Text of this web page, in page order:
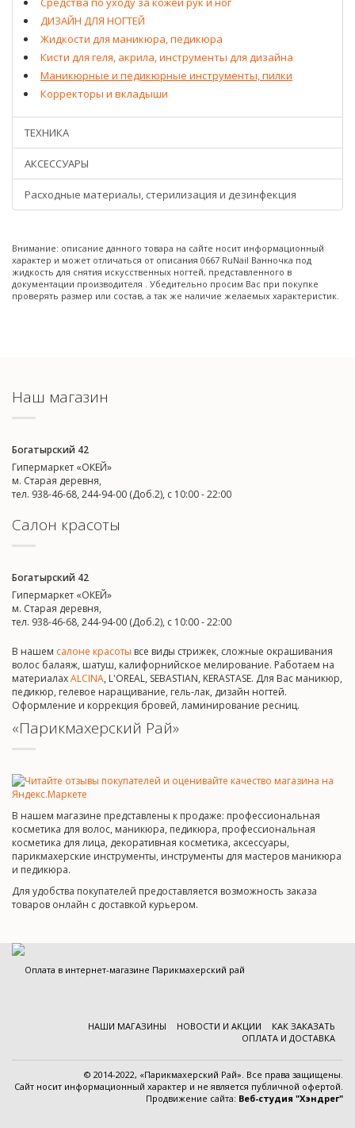
ДИЗАЙН ДЛЯ НОГТЕЙ
Жидкости для маникюра, педикюра
Кисти для геля, акрила, инструменты для дизайна
Маникюрные и педикюрные инструменты, пилки
Корректоры и вкладыши
ТЕХНИКА
АКСЕССУАРЫ
Расходные материалы, стерилизация и дезинфекция
Внимание: описание данного товара на сайте носит информационный
характер и может отличаться от описания 0667 RuNail Ванночка под
жидкость для снятия искусственных ногтей, представленного в
документации производителя . Убедительно просим Вас при покупке
проверять размер или состав, а так же наличие желаемых характеристик.
Наш магазин
Богатырский 42
Гипермаркет «ОКЕЙ»
м. Старая деревня,
тел. 938-46-68, 244-94-00 (Доб.2), c 10:00 - 22:00
Салон красоты
Богатырский 42
Гипермаркет «ОКЕЙ»
м. Старая деревня,
тел. 938-46-68, 244-94-00 (Доб.2), c 10:00 - 22:00
В нашем салоне красоты все виды стрижек, сложные окрашивания
волос балаяж, шатуш, калифорнийское мелирование. Работаем на
материалахALCINA, L'OREAL, SEBASTIAN, KERASTASE. Для Вас маникюр,
педикюр, гелевое наращивание, гель-лак, дизайн ногтей.
Оформление и коррекция бровей, ламинирование ресниц.
«Парикмахерский Рай»
В нашем магазине представлены к продаже: профессиональная
косметика для волос, маникюра, педикюра, профессиональная
косметика для лица, декоративная косметика, аксессуары,
парикмахерские инструменты, инструменты для мастеров маникюра
и педикюра.
Для удобства покупателей предоставляется возможность заказа
товаров онлайн с доставкой курьером.
НАШИ МАГАЗИНЫ НОВОСТИ И АКЦИИ
КАК ЗАКАЗАТЬ
ОПЛАТА И ДОСТАВКА
© 2014-2022, «Парикмахерский Рай». Все права защищены.
Cайт носит информационный характер и не является публичной офертой.
Продвижение сайта: Веб-студия "Хэндрег"